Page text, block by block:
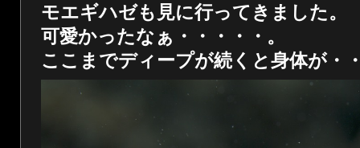
モエギハゼも見に行ってきました。
可愛かったなぁ・・・・・。
ここまでディープが続くと身体が・